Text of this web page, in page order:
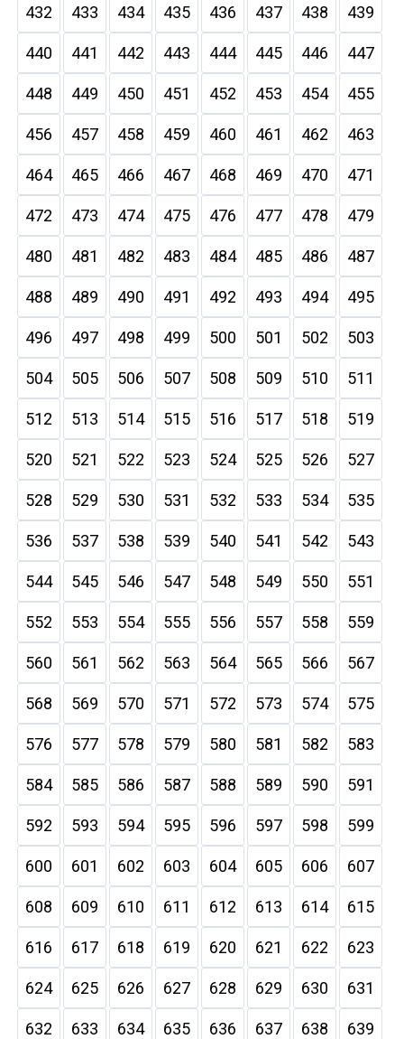
432 433 434 435 436 437 438 439
440 441 442 443 444 445 446 447
448 449 450 451 452 453 454 455
456 457 458 459 460 461 462 463
464 465 466 467 468 469 470 471
472 473 474 475 476 477 478 479
480 481 482 483 484 485 486 487
488 489 490 491 492 493 494 495
496 497 498 499 500 501 502 503
504 505 506 507 508 509 510 511
512 513 514 515 516 517 518 519
520 521 522 523 524 525 526 527
528 529 530 531 532 533 534 535
536 537 538 539 540 541 542 543
544 545 546 547 548 549 550 551
552 553 554 555 556 557 558 559
560 561 562 563 564 565 566 567
568 569 570 571 572 573 574 575
576 577 578 579 580 581 582 583
584 585 586 587 588 589 590 591
592 593 594 595 596 597 598 599
600 601 602 603 604 605 606 607
608 609 610 611 612 613 614 615
616 617 618 619 620 621 622 623
624 625 626 627 628 629 630 631
632 633 634 635 636 637 638 639